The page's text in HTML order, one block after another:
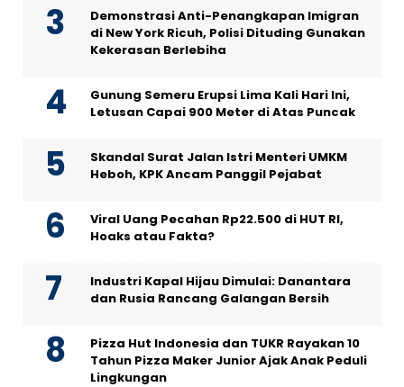
Demonstrasi Anti-Penangkapan Imigran
di New York Ricuh, Polisi Dituding Gunakan
Kekerasan Berlebiha
Gunung Semeru Erupsi Lima Kali Hari Ini,
Letusan Capai 900 Meter di Atas Puncak
Skandal Surat Jalan Istri Menteri UMKM
Heboh, KPK Ancam Panggil Pejabat
Viral Uang Pecahan Rp22.500 di HUT RI,
Hoaks atau Fakta?
Industri Kapal Hijau Dimulai: Danantara
dan Rusia Rancang Galangan Bersih
Pizza Hut Indonesia dan TUKR Rayakan 10
Tahun Pizza Maker Junior Ajak Anak Peduli
Lingkungan